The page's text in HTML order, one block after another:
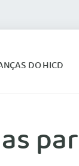
DO HICD